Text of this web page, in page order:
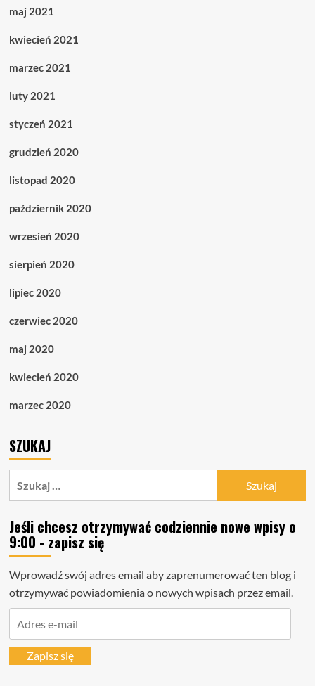
maj 2021
kwiecień 2021
marzec 2021
luty 2021
styczeń 2021
grudzień 2020
listopad 2020
październik 2020
wrzesień 2020
sierpień 2020
lipiec 2020
czerwiec 2020
maj 2020
kwiecień 2020
marzec 2020
SZUKAJ
Jeśli chcesz otrzymywać codziennie nowe wpisy o
9:00 - zapisz się
Wprowadź swój adres email aby zaprenumerować ten blog i
otrzymywać powiadomienia o nowych wpisach przez email.
mailZapisz się